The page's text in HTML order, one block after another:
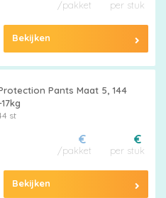
per stuk
/pakket
Bekijken
Pants Maat 5, 144
st
€
per stuk
€
/pakket
Bekijken